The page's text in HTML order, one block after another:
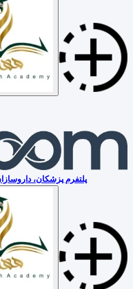
پلتفرم پزشکان،